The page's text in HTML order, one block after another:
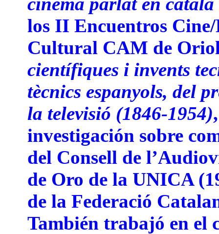
los II Encuentros
Cultural CAM de
científiques i invents
tècnics espanyols, del
la televisió (1846-1954)
investigación sobre
del Consell de
de Oro de la UNICA
de la Federació
También trabajó en el